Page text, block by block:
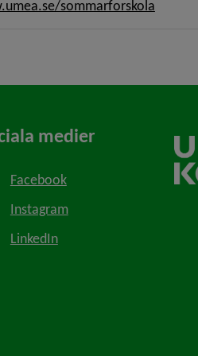
sommarforskola
medier
Facebook
Instagram
LinkedIn